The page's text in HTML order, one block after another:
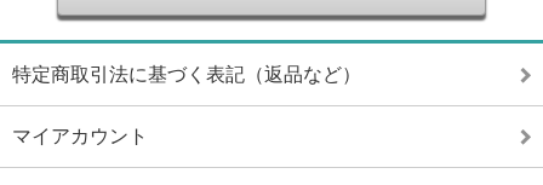
特定商取引法に基づく表記（返品など）
マイアカウント